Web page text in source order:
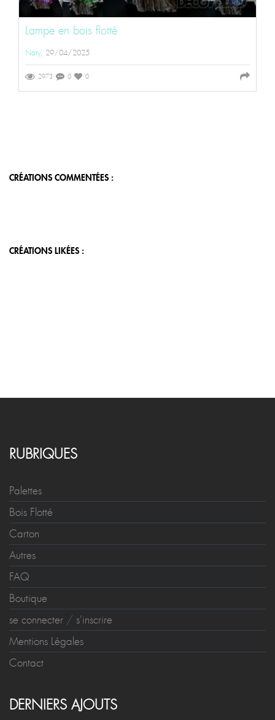
Lampe en bois flotté
Naty, 29/04/2025
2973 0 0
CRÉATIONS COMMENTÉES :
CRÉATIONS LIKÉES :
RUBRIQUES
Palettes
Bois Flotté
Carton
Autres
FAQ
Boutique
se connecter / s'inscrire
Mentions Légales
Contact
DERNIERS AJOUTS